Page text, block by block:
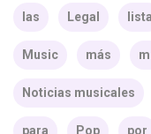
las Legal lista
Music más
Noticias musicales
para Pop por